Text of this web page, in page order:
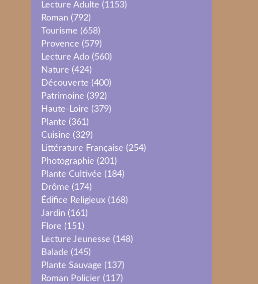
Lecture Adulte (1153)
Roman (792)
Tourisme (658)
Provence (579)
Lecture Ado (560)
Nature (424)
Découverte (400)
Patrimoine (392)
Haute-Loire (379)
Plante (361)
Cuisine (329)
Littérature Française (254)
Photographie (201)
Plante Cultivée (184)
Drôme (174)
Édifice Religieux (168)
Jardin (161)
Flore (151)
Lecture Jeunesse (148)
Balade (145)
Plante Sauvage (137)
Roman Policier (117)